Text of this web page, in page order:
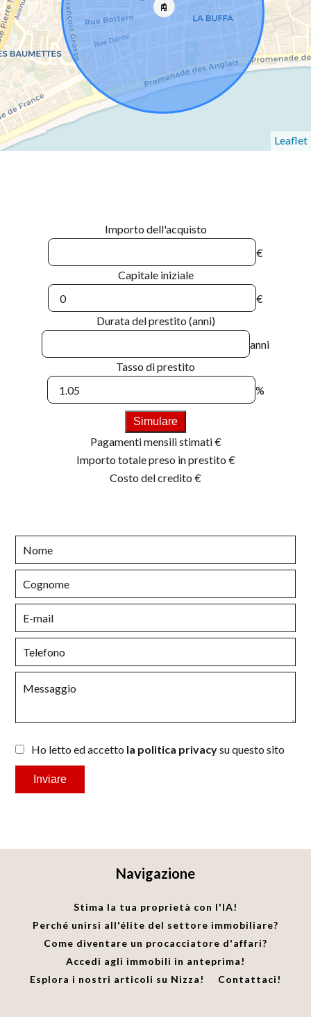
Leaflet
Importo dell'acquisto
€
Capitale iniziale
€
Durata del prestito (anni)
anni
Tasso di prestito
%
Simulare
Pagamenti mensili stimati€
Importo totale preso in prestito €
Costo del credito €
Ho letto ed accetto la politica privacysu questo sito
Inviare
Navigazione
Stima la tua proprietà con l'IA!
Perché unirsi all'élite del settore immobiliare?
Come diventare un procacciatore d'affari?
Accedi agli immobili in anteprima!
Esplora i nostri articoli su Nizza!
Contattaci!